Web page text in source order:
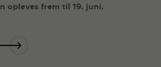
opleves frem til 19. juni.